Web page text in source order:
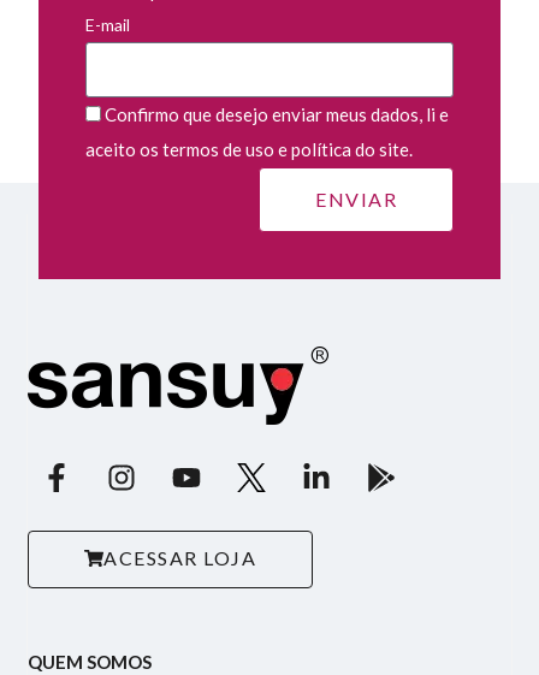
E-mail
Confirmo que desejo enviar meus dados, li e
aceito os termos de uso e política do site.
ACESSAR LOJA
QUEM SOMOS